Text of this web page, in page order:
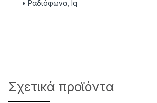
• Ραδιόφωνα ,Iq
Σχετικά προϊόντα